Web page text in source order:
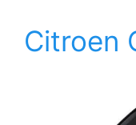
Citroen